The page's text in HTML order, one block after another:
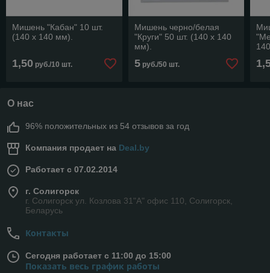
Мишень "Кабан" 10 шт.
(140 х 140 мм).
1,50 руб./10 шт.
Мишень черно/белая
"Круги" 50 шт. (140 х 140
мм).
5руб./50 шт.
О нас
96% положительных из 54 отзывов за год
Компания продает на Deal.by
Работает с 07.02.2014
г. Солигорск
г. Солигорск ул. Козлова 31"А" офис 110, Солигорск,
Беларусь
Контакты
Сегодня работает с 11:00 до 15:00
Показать весь график работы